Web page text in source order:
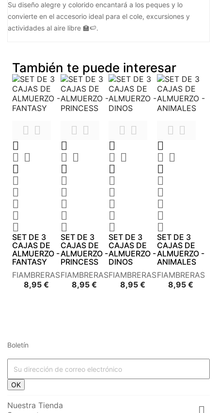
Su diseño alegre y colorido encantará a los peques y lo
convierte en el accesorio ideal para el cole, excursiones y
actividades al aire libre 🏫🍉.
También te puede interesar
 

 






SET DE 3
CAJAS DE
ALMUERZO -
FANTASY
FIAMBRERAS
8,95 €Precio
 

 






SET DE 3
CAJAS DE
ALMUERZO -
PRINCESS
FIAMBRERAS
8,95 € Precio
 

 






SET DE 3
CAJAS DE
ALMUERZO -
DINOS
FIAMBRERAS
8,95 €Precio
 

 






SET DE 3
CAJAS DE
ALMUERZO -
ANIMALES
FIAMBRERAS
8,95 €

 



 


 
Boletín
OK
Nuestra Tienda